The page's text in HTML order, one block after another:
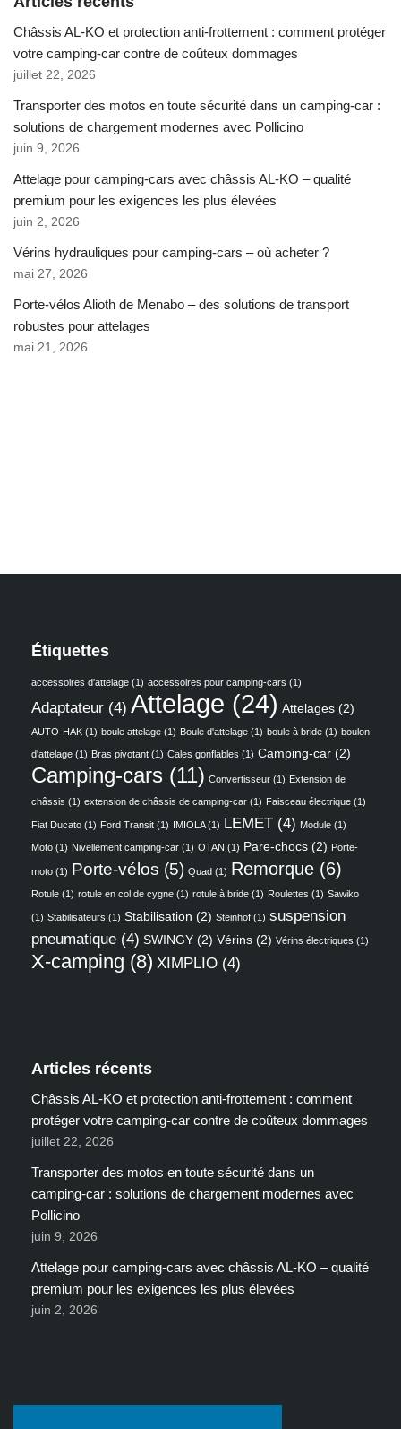
Châssis AL-KO et protection anti-frottement : comment protéger
votre camping-car contre de coûteux dommages
juillet 22, 2026
Transporter des motos en toute sécurité dans un camping-car :
solutions de chargement modernes avec Pollicino
juin 9, 2026
Attelage pour camping-cars avec châssis AL-KO – qualité
premium pour les exigences les plus élevées
juin 2, 2026
Vérins hydrauliques pour camping-cars – où acheter ?
mai 27, 2026
Porte-vélos Alioth de Menabo – des solutions de transport
robustes pour attelages
mai 21, 2026
Étiquettes
accessoires d'attelage (1) accessoires pour camping-cars (1)
Adaptateur (4) Attelage (24) Attelages (2)
AUTO-HAK (1) boule attelage (1) Boule d'attelage (1) boule à bride (1) boulon
d'attelage (1) Bras pivotant (1) Cales gonflables (1) Camping-car (2)
Camping-cars (11) Convertisseur (1) Extension de
châssis (1) extension de châssis de camping-car (1) Faisceau électrique (1)
Fiat Ducato (1) Ford Transit (1) IMIOLA(1) LEMET (4) Module (1)
Moto (1) Nivellement camping-car (1) OTAN (1) Pare-chocs (2) Porte-
moto (1) Porte-vélos (5) Quad (1) Remorque (6)
Rotule (1) rotule en col de cygne (1) rotule à bride (1) Roulettes (1) Sawiko
(1) Stabilisateurs (1) Stabilisation (2) Steinhof (1) suspension
pneumatique (4) SWINGY (2) Vérins (2) Vérins électriques (1)
X-camping (8) XIMPLIO (4)
Articles récents
Châssis AL-KO et protection anti-frottement : comment
protéger votre camping-car contre de coûteux dommages
juillet 22, 2026
Transporter des motos en toute sécurité dans un
camping-car : solutions de chargement modernes avec
Pollicino
juin 9, 2026
Attelage pour camping-cars avec châssis AL-KO – qualité
premium pour les exigences les plus élevées
juin 2, 2026